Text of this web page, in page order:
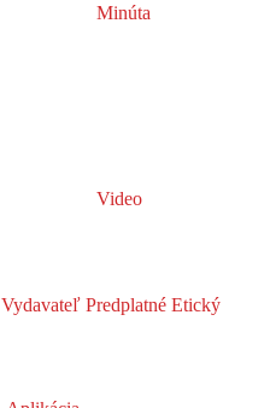
Minúta
Video
Vydavateľ Predplatné Etický